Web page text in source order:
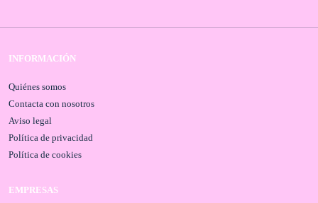
INFORMACIÓN
Quiénes somos
Contacta con nosotros
Aviso legal
Política de privacidad
Política de cookies
EMPRESAS